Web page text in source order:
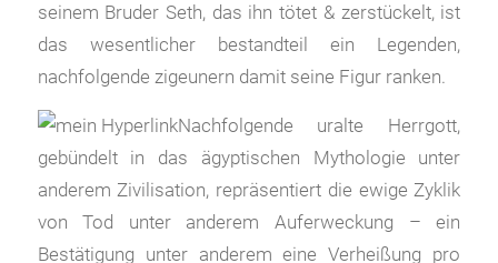
seinem Bruder Seth, das ihn tötet & zerstückelt, ist
das wesentlicher bestandteil ein Legenden,
nachfolgende zigeunern damit seine Figur ranken.
Nachfolgende uralte Herrgott,
gebündelt in das ägyptischen Mythologie unter
anderem Zivilisation, repräsentiert die ewige Zyklik
von Tod unter anderem Auferweckung – ein
Bestätigung unter anderem eine Verheißung pro